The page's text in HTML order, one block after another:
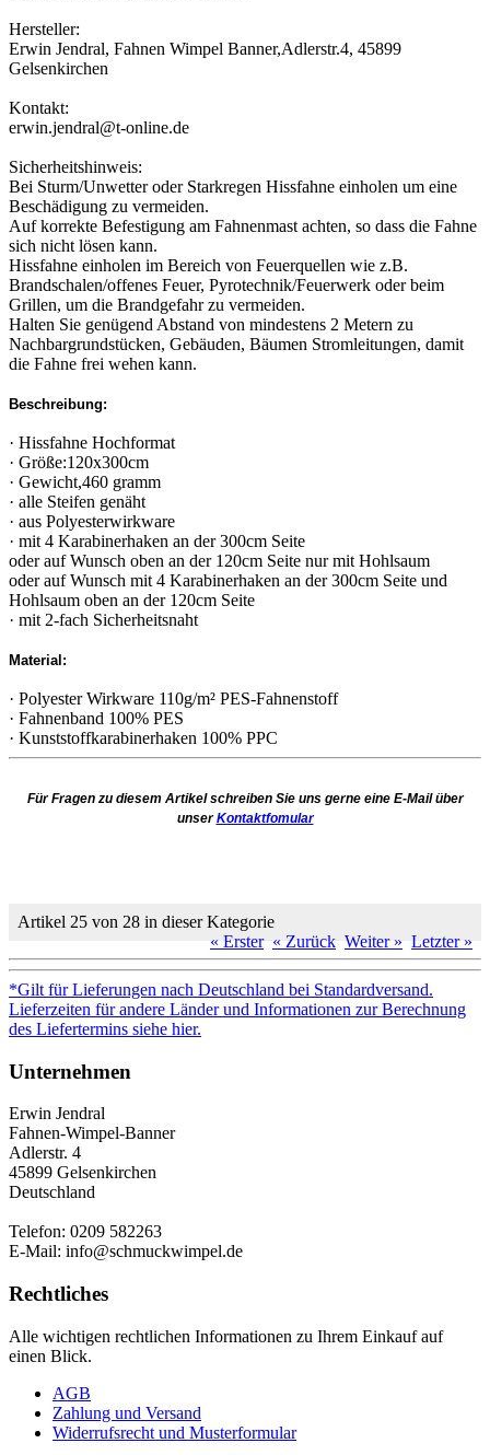
Hersteller:
Erwin Jendral, Fahnen Wimpel Banner,Adlerstr.4, 45899
Gelsenkirchen
Kontakt:
erwin.jendral@t-online.de
Sicherheitshinweis:
Bei Sturm/Unwetter oder Starkregen Hissfahne einholen um eine
Beschädigung zu vermeiden.
Auf korrekte Befestigung am Fahnenmast achten, so dass die Fahne
sich nicht lösen kann.
Hissfahne einholen im Bereich von Feuerquellen wie z.B.
Brandschalen/offenes Feuer, Pyrotechnik/Feuerwerk oder beim
Grillen, um die Brandgefahr zu vermeiden.
Halten Sie genügend Abstand von mindestens 2 Metern zu
Nachbargrundstücken, Gebäuden, Bäumen Stromleitungen, damit
die Fahne frei wehen kann.
Beschreibung:
· Hissfahne Hochformat
· Größe:120x300cm
· Gewicht,460 gramm
· alle Steifen genäht
· aus Polyesterwirkware
· mit 4 Karabinerhaken an der 300cm Seite
oder auf Wunsch oben an der 120cm Seite nur mit Hohlsaum
oder auf Wunsch mit 4 Karabinerhaken an der 300cm Seite und
Hohlsaum oben an der 120cm Seite
· mit 2-fach Sicherheitsnaht
Material:
· Polyester Wirkware 110g/m² PES-Fahnenstoff
· Fahnenband 100% PES
· Kunststoffkarabinerhaken 100% PPC
Für Fragen zu diesem Artikel schreiben Sie uns gerne eine E-Mail über
unserKontaktfomular
Artikel 25 von 28 in dieser Kategorie
« Erster « Zurück Weiter » Letzter »
*Gilt für Lieferungen nach Deutschland bei Standardversand.
Lieferzeiten für andere Länder und Informationen zur Berechnung
des Liefertermins siehe hier.
Unternehmen
Erwin Jendral
Fahnen-Wimpel-Banner
Adlerstr. 4
45899 Gelsenkirchen
Deutschland
Telefon: 0209 582263
E-Mail: info@schmuckwimpel.de
Rechtliches
Alle wichtigen rechtlichen Informationen zu Ihrem Einkauf auf
einen Blick.
AGB
Zahlung und Versand
Widerrufsrecht und Musterformular